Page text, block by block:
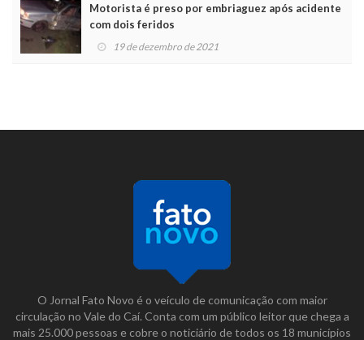
Motorista é preso por embriaguez após acidente
com dois feridos
19 de dezembro de 2021
O Jornal Fato Novo é o veículo de comunicação com maior
circulação no Vale do Caí. Conta com um público leitor que chega a
mais 25.000 pessoas e cobre o noticiário de todos os 18 municípios